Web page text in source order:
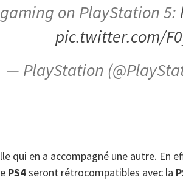
on PlayStation 5:
pic.twitter.com/
— PlayStation
qui en a accompagné une autre. En
PS4seront rétrocompatibles avec la